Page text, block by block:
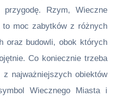
przygodę. Rzym, Wieczne
moc zabytków z różnych
oraz budowli, obok których
Co koniecznie trzeba
najważniejszych obiektów
Wiecznego Miasta i